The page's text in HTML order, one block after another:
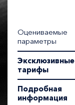
Оцениваемые
параметры
Эксклюзивные
тарифы
Подробная
информация